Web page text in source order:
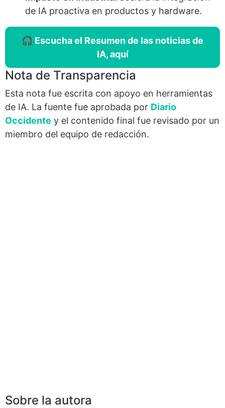
de IA proactiva en productos y hardware.
🎧 Escucha el Resumen de las noticias de
IA, aquí
Nota de Transparencia
Esta nota fue escrita con apoyo en herramientas
de IA. La fuente fue aprobada por Diario
Occidente y el contenido final fue revisado por un
miembro del equipo de redacción.
Sobre la autora